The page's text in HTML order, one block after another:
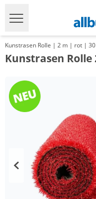
Kunstrasen Rolle | 2 m | rot |
Kunstrasen Rolle